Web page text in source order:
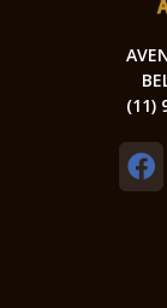
(11)